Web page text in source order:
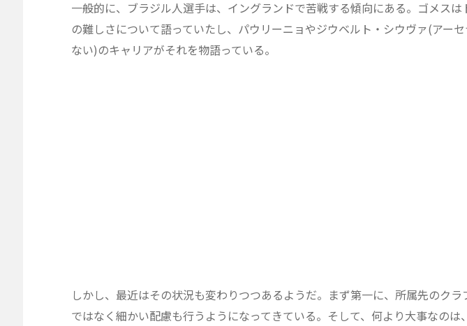
一般的に、ブラジル人選手は、イングランドで苦戦する傾向にある。ゴメス
の難しさについて語っていたし、パウリーニョやジウベルト・シウヴァ(アー
ない)のキャリアがそれを物語っている。
しかし、最近はその状況も変わりつつあるようだ。まず第一に、所属先のク
ではなく細かい配慮も行うようになってきている。そして、何より大事なのは